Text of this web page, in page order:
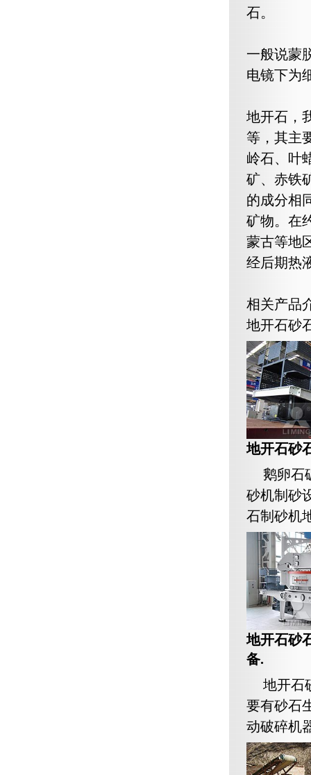
石。
一般说蒙
电镜下为
地开石，
等，其主
岭石、叶
矿、赤铁
的成分相
矿物。在
蒙古等地
经后期热
相关产品
地开石砂
地开石砂
鹅卵石
砂机制砂
石制砂机
地开石砂
备.
地开石
要有砂石
动破碎机